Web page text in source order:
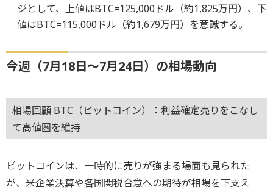
ジとして、上値はBTC=125,000ドル（約1,825万円）、下
値はBTC=115,000ドル（約1,679万円）を意識する。
今週（7月18日～7月24日）の相場動向
相場回顧 BTC（ビットコイン）：利益確定売りをこなし
て高値圏を維持
ビットコインは、一時的に売りが強まる場面も見られた
が、米企業決算や各国関税合意への期待が相場を下支え